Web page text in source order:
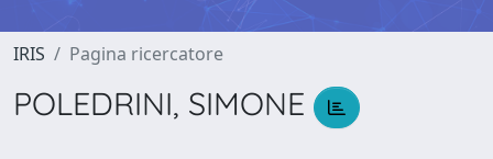
IRIS Pagina ricercatore
POLEDRINI, SIMONE